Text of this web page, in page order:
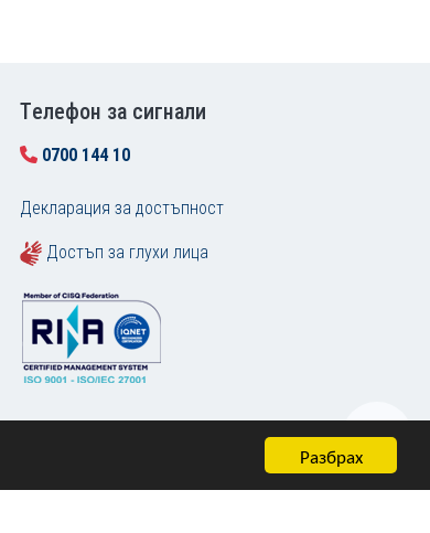
Разбрах
Tелефон за сигнали
0700 144 10
Декларация за достъпност
Достъп за глухи лица